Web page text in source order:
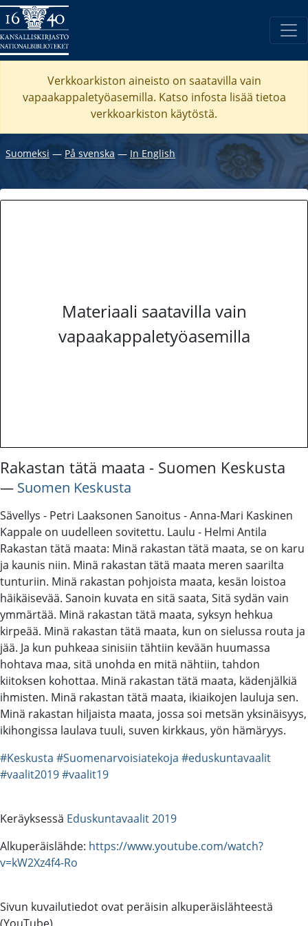
Verkkoarkiston aineisto on saatavilla vain
vapaakappaletyöasemilla. Katso infosta lisää tietoa
verkkoarkiston käytöstä.
Suomeksi ― På svenska ― In English
Materiaali saatavilla vain
vapaakappaletyöasemilla
Rakastan tätä maata - Suomen Keskusta
― Suomen Keskusta
Sävellys - Petri Laaksonen Sanoitus - Anna-Mari Kaskinen
Kappale on uudelleen sovitettu. Laulu - Helmi Antila
Rakastan tätä maata: Minä rakastan tätä maata, se on karu
ja kaunis niin. Minä rakastan tätä maata meren saarilta
tunturiin. Minä rakastan pohjoista maata, kesän loistoa
häikäisevää. Sanoin kuvata en sitä saata, Sitä sydän vain
ymmärtää. Minä rakastan tätä maata, syksyn hehkua
kirpeää. Minä rakastan tätä maata, kun on sielussa routa ja
jää. Ja kun puhkeaa sinisiin tähtiin kevään huumassa
hohtava maa, sitä unohda en mitä nähtiin, tahdon
kiitoksen kohottaa. Minä rakastan tätä maata, kädenjälkiä
ihmisten. Minä rakastan tätä maata, ikiaikojen lauluja sen.
Minä rakastan hiljaista maata, jossa soi metsän yksinäisyys,
ikihongissa laulava tuuli, suven kirkkaus, yön hämäryys.
#Keskusta #Suomenarvoisiatekoja #eduskuntavaalit
#vaalit2019#vaalit19
Keräyksessä Eduskuntavaalit 2019
Alkuperäislähde: https://www.youtube.com/watch?
v=kW2Xz4f4-Ro
Sivun kuvailutiedot ovat peräisin alkuperäislähteestä